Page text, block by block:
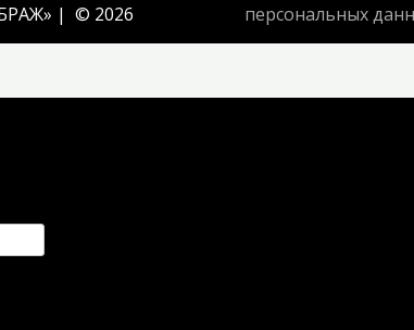
» | © 2026
персональных